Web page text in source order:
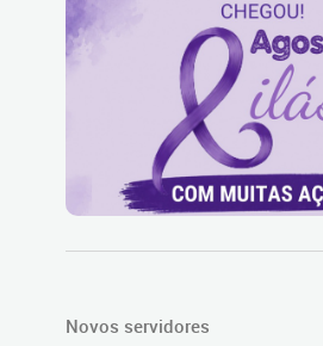
Novos servidores